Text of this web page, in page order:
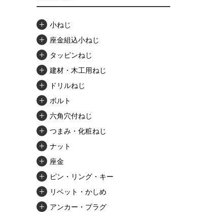
小ねじ
座金組込小ねじ
タッピンねじ
建材・木工用ねじ
ドリルねじ
ボルト
六角穴付ねじ
つまみ・化粧ねじ
ナット
座金
ピン・リング・キー
リベット・かしめ
アンカー・プラグ